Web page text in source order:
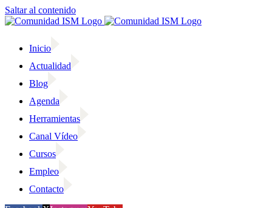
Saltar al contenido
Inicio
Actualidad
Blog
Agenda
Herramientas
Canal Vídeo
Cursos
Empleo
Contacto